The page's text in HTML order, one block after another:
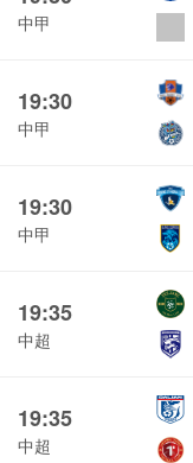
中甲
19:30
中甲
19:30
中甲
19:35
中超
19:35
中超